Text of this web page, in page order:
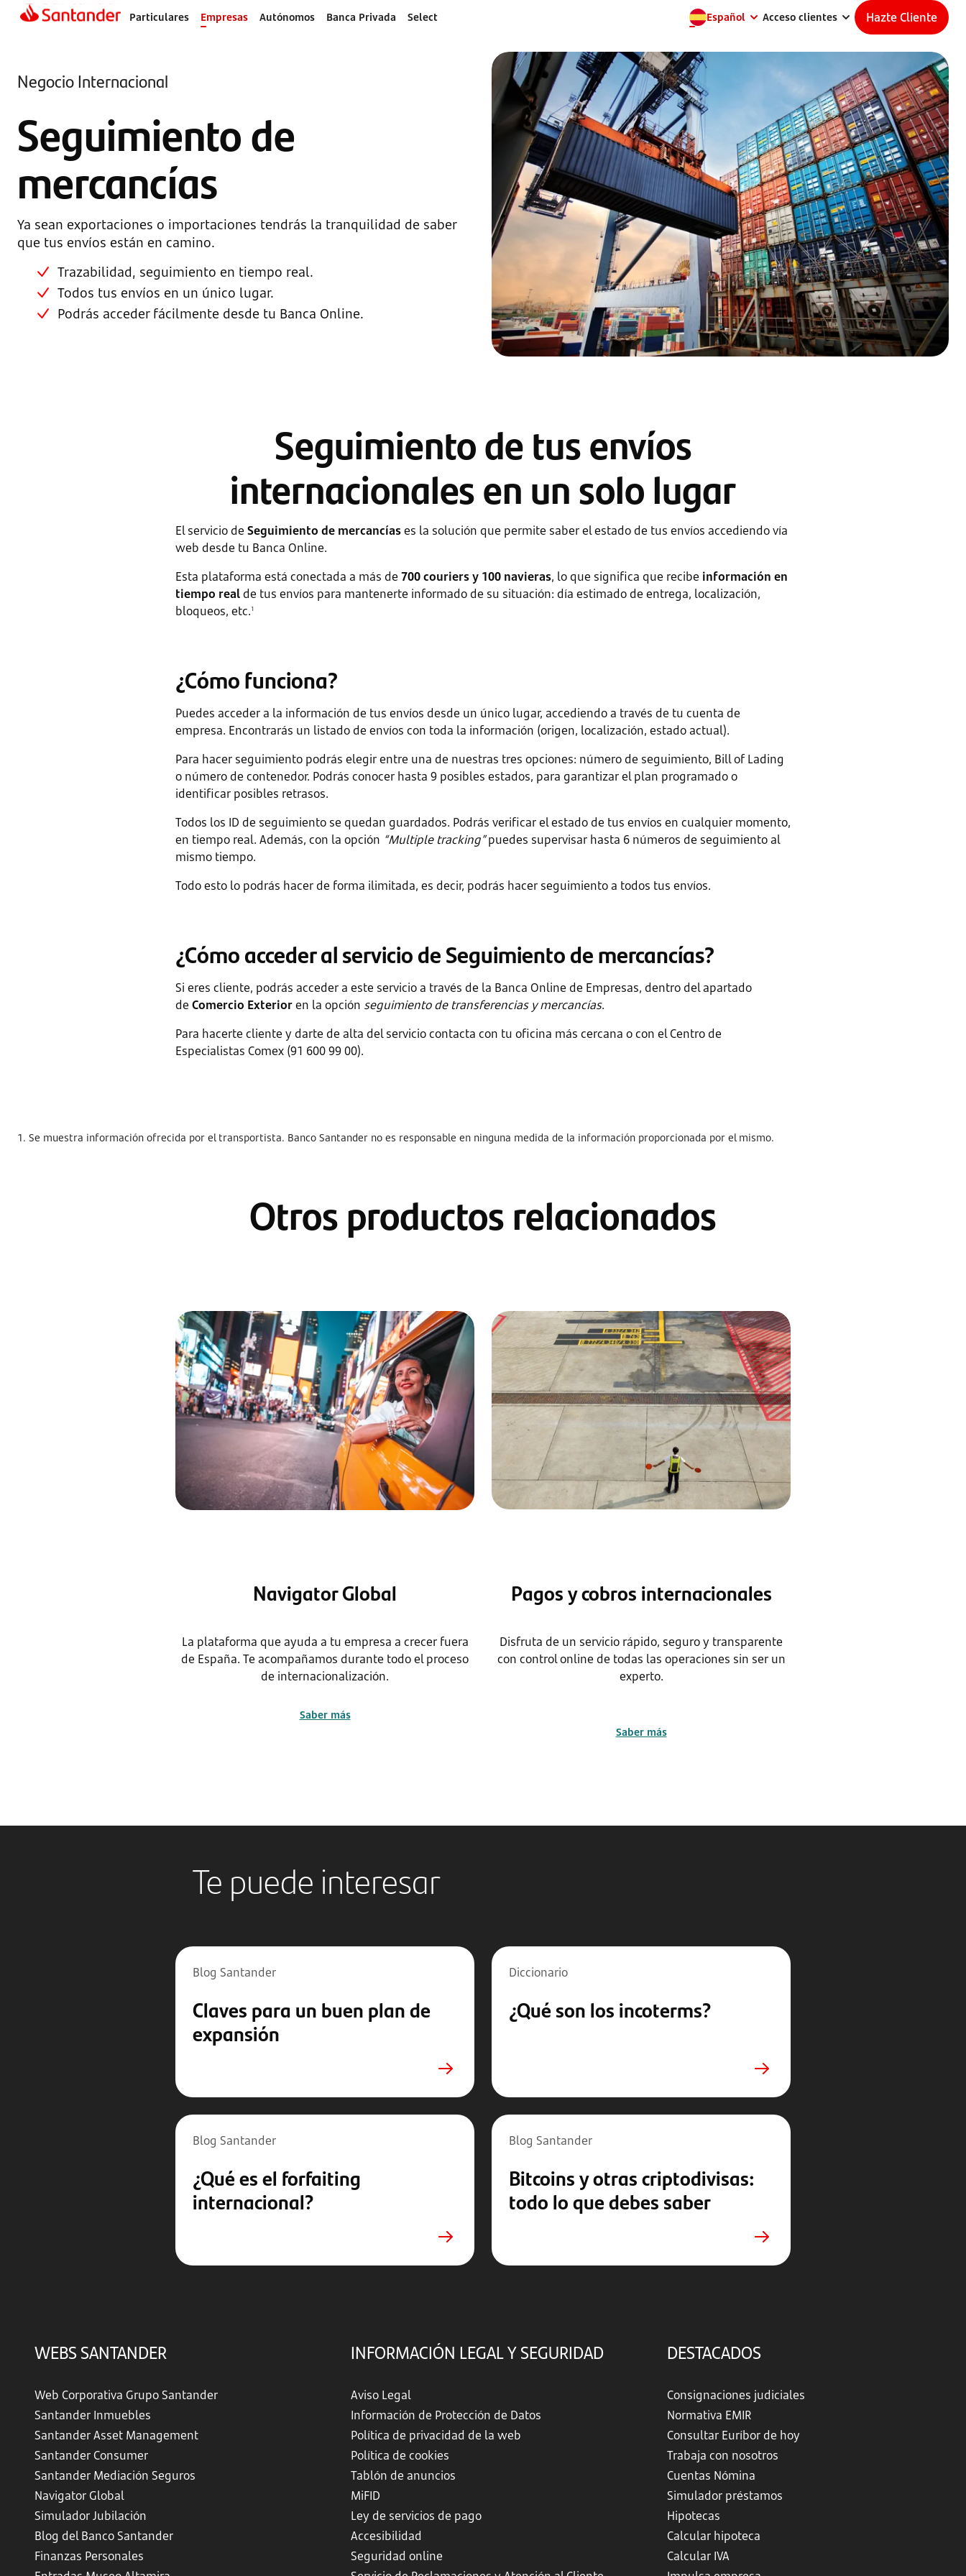
Particulares Empresas Autónomos Banca Privada Select Español Acceso clientes Hazte Cliente
Negocio Internacional
Seguimiento de
mercancías
Ya sean exportaciones o importaciones tendrás la tranquilidad de saber
que tus envíos están en camino.
Trazabilidad, seguimiento en tiempo real.
Todos tus envíos en un único lugar.
Podrás acceder fácilmente desde tu Banca Online.
Seguimiento de tus envíos
internacionales en un solo lugar
El servicio de Seguimiento de mercancíases la solución que permite saber el estado de tus envíos accediendo vía
web desde tu Banca Online.
Esta plataforma está conectada a más de 700 couriers y 100 navieras, lo que significa que recibe información en
tiempo real de tus envíos para mantenerte informado de su situación: día estimado de entrega, localización,
bloqueos, etc.1
¿Cómo funciona?
Puedes acceder a la información de tus envíos desde un único lugar, accediendo a través de tu cuenta de
empresa. Encontrarás un listado de envíos con toda la información (origen, localización, estado actual).
Para hacer seguimiento podrás elegir entre una de nuestras tres opciones: número de seguimiento, Bill of Lading
o número de contenedor. Podrás conocer hasta 9 posibles estados, para garantizar el plan programado o
identificar posibles retrasos.
Todos los ID de seguimiento se quedan guardados. Podrás verificar el estado de tus envíos en cualquier momento,
en tiempo real. Además, con la opción “Multiple tracking”puedes supervisar hasta 6 números de seguimiento al
mismo tiempo.
Todo esto lo podrás hacer de forma ilimitada, es decir, podrás hacer seguimiento a todos tus envíos.
¿Cómo acceder al servicio de Seguimiento de mercancías?
Si eres cliente, podrás acceder a este servicio a través de la Banca Online de Empresas, dentro del apartado
de Comercio Exterioren la opción seguimiento de transferencias y mercancías.
Para hacerte cliente y darte de alta del servicio contacta con tu oficina más cercana o con el Centro de
Especialistas Comex (91 600 99 00).
1. Se muestra información ofrecida por el transportista. Banco Santander no es responsable en ninguna medida de la información proporcionada por el mismo.
Otros productos relacionados
Navigator Global
La plataforma que ayuda a tu empresa a crecer fuera
de España. Te acompañamos durante todo el proceso
de internacionalización.
Saber más
Pagos y cobros internacionales
Disfruta de un servicio rápido, seguro y transparente
con control online de todas las operaciones sin ser un
experto.
Saber más
Te puede interesar
Blog Santander
Claves para un buen plan de
expansión
Diccionario
¿Qué son los incoterms?
Blog Santander
¿Qué es el forfaiting
internacional?
Blog Santander
Bitcoins y otras criptodivisas:
todo lo que debes saber
WEBS SANTANDER
Web Corporativa Grupo Santander
Santander Inmuebles
Santander Asset Management
Santander Consumer
Santander Mediación Seguros
Navigator Global
Simulador Jubilación
Blog del Banco Santander
Finanzas Personales
INFORMACIÓN LEGAL Y SEGURIDAD
Aviso Legal
Información de Protección de Datos
Política de privacidad de la web
Política de cookies
Tablón de anuncios
MiFID
Ley de servicios de pago
Accesibilidad
Seguridad online
DESTACADOS
Consignaciones judiciales
Normativa EMIR
Consultar Euríbor de hoy
Trabaja con nosotros
Cuentas Nómina
Simulador préstamos
Hipotecas
Calcular hipoteca
Calcular IVA